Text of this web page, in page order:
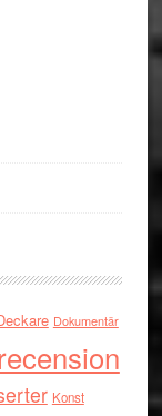
Dokumentär
Konst